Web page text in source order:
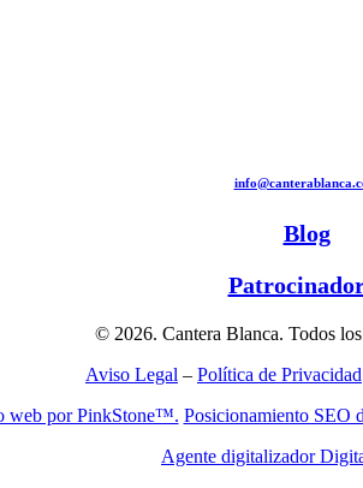
Blog
© 2026. Cantera Blanca. Todos los
Aviso Legal – Política de Privacidad
web por PinkStone™. Posicionamiento SEO
Agente digitalizador